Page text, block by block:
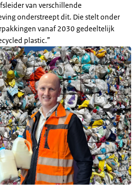
van verschillende
onderstreept dit. Die stelt onder
vanaf 2030 gedeeltelijk
plastic.”